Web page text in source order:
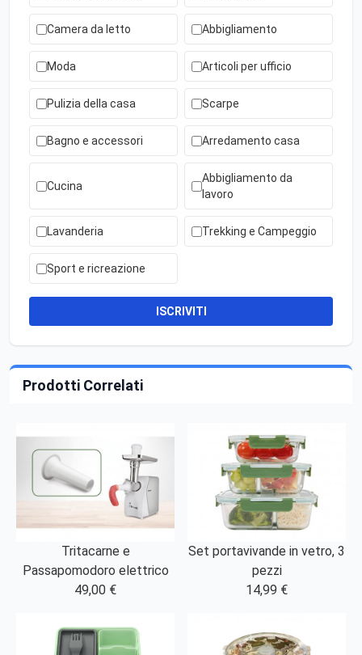
Camera da letto Abbigliamento
Moda Articoli per ufficio
Pulizia della casa Scarpe
Bagno e accessori Arredamento casa
Cucina
Abbigliamento da
lavoro
Lavanderia Trekking e Campeggio
Sport e ricreazione
ISCRIVITI
Prodotti Correlati
Tritacarne e
Passapomodoro elettrico
49,00 €
Set portavivande in vetro, 3
pezzi
14,99 €